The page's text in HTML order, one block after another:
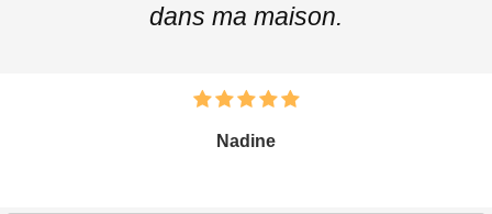
dans ma maison.
Nadine